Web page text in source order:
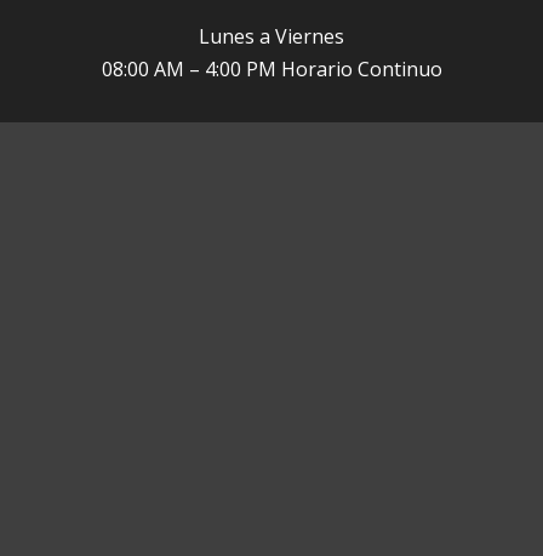
Lunes a Viernes
08:00 AM – 4:00 PM Horario Continuo